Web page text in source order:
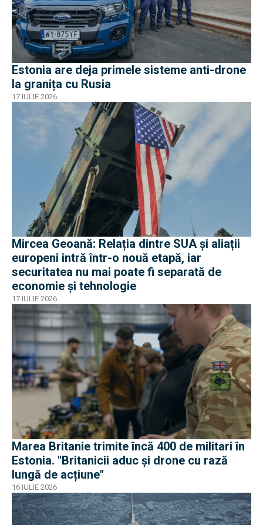
Estonia are deja primele sisteme anti-drone
la granița cu Rusia
17 IULIE 2026
Mircea Geoană: Relația dintre SUA și aliații
europeni intră într-o nouă etapă, iar
securitatea nu mai poate fi separată de
economie și tehnologie
17 IULIE 2026
Marea Britanie trimite încă 400 de militari în
Estonia. "Britanicii aduc și drone cu rază
lungă de acțiune"
16 IULIE 2026